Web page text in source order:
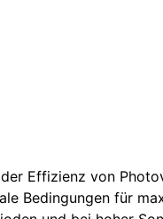
Effizienz von
Bedingungen für